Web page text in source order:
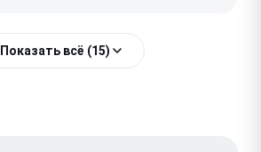
Показать всё (15)